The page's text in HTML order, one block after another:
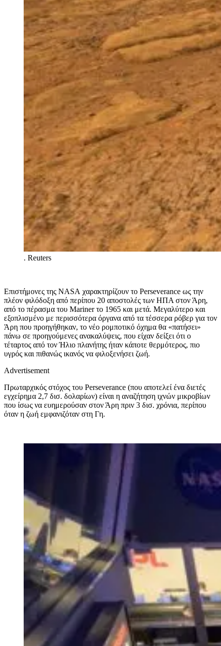
. Reuters
Επιστήμονες της NASA χαρακτηρίζουν το Perseverance ως την
πλέον φιλόδοξη από περίπου 20 αποστολές των ΗΠΑ στον Άρη,
από το πέρασμα του Marinerτο 1965 και μετά. Μεγαλύτερο και
εξοπλισμένο με περισσότερα όργανα από τα τέσσερα ρόβερ για τον
Άρη που προηγήθηκαν, το νέο ρομποτικό όχημα θα «πατήσει»
πάνω σε προηγούμενες ανακαλύψεις, που είχαν δείξει ότι ο
τέταρτος από τον Ήλιο πλανήτης ήταν κάποτε θερμότερος, πιο
υγρός και πιθανώς ικανός να φιλοξενήσει ζωή.
Advertisement
Πρωταρχικός στόχος του Perseverance (που αποτελεί ένα διετές
εγχείρημα 2,7 δισ. δολαρίων) είναι η αναζήτηση ιχνών μικροβίων
που ίσως να ευημερούσαν στον Άρη πριν 3 δισ. χρόνια, περίπου
όταν η ζωή εμφανιζόταν στη Γη.